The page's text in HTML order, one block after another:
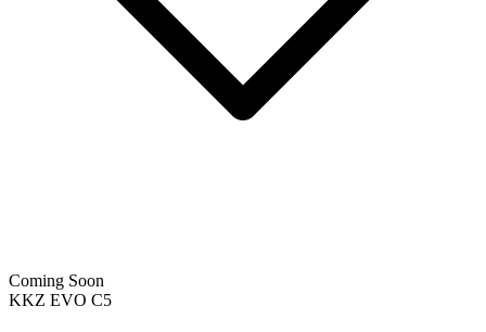
Coming Soon
KKZ EVO C5